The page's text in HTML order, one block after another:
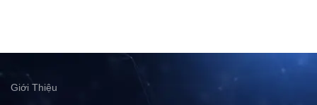
Giới Thiệu